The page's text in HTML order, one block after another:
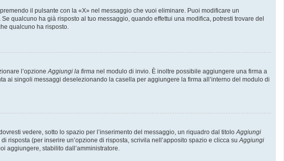
il pulsante con la «X» nel messaggio che vuoi eliminare. Puoi modificare un
qualcuno ha già risposto al tuo messaggio, quando effettui una modifica, potresti trovare del
qualcuno ha risposto.
l’opzioneAggiungi la firma nel modulo di invio. È inoltre possibile aggiungere una firma a
ai singoli messaggi deselezionando la casella per aggiungere la firma all’interno del modulo di
vedere, sotto lo spazio per l’inserimento del messaggio, un riquadro dal titoloAggiungi
(per inserire un’opzione di risposta, scrivila nell’apposito spazio e clicca suAggiungi
aggiungere, stabilito dall’amministratore.